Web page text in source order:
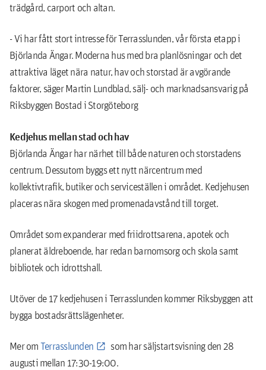
trädgård, carport och altan.
- Vi har fått stort intresse för Terrasslunden, vår första etapp i
Björlanda Ängar. Moderna hus med bra planlösningar och det
attraktiva läget nära natur, hav och storstad är avgörande
faktorer, säger Martin Lundblad, sälj- och marknadsansvarig på
Riksbyggen Bostad i Storgöteborg
Kedjehus mellan stad och hav
Björlanda Ängar har närhet till både naturen och storstadens
centrum. Dessutom byggs ett nytt närcentrum med
kollektivtrafik, butiker och serviceställen i området. Kedjehusen
placeras nära skogen med promenadavstånd till torget.
Området som expanderar med friidrottsarena, apotek och
planerat äldreboende, har redan barnomsorg och skola samt
bibliotek och idrottshall.
Utöver de 17 kedjehusen i Terrasslunden kommer Riksbyggen att
bygga bostadsrättslägenheter.
Mer omTerrasslunden
som har säljstartsvisning den 28
augusti mellan 17:30-19:00.